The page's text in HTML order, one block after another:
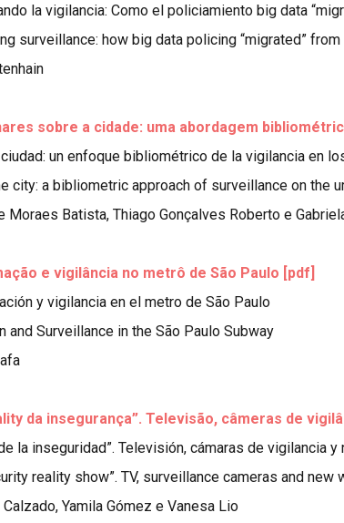
la vigilancia: Como el policiamiento big data
surveillance: how big data policing “migrated”
sobre a cidade: uma abordagem
un enfoque bibliométrico de la vigilancia en
city: a bibliometric approach of surveillance on the
Moraes Batista, Thiago Gonçalves Roberto e
e vigilância no metrô de São Paulo [pdf]
y vigilancia en el metro de São Paulo
and Surveillance in the São Paulo Subway
da insegurança”. Televisão, câmeras de
la inseguridad”. Televisión, cámaras de
reality show”. TV, surveillance cameras and
Yamila Gómez e Vanesa Lio